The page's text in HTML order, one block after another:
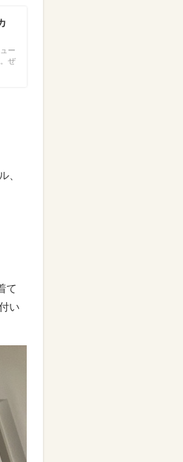
ー
ぜ
、
て
い